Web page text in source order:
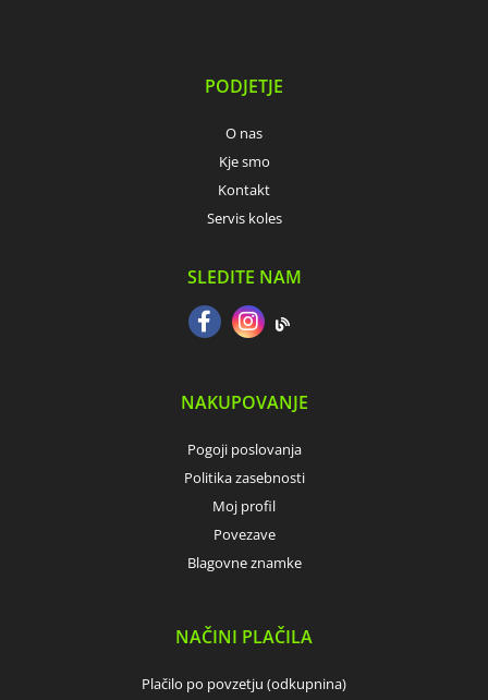
PODJETJE
O nas
Kje smo
Kontakt
Servis koles
SLEDITE NAM
NAKUPOVANJE
Pogoji poslovanja
Politika zasebnosti
Moj profil
Povezave
Blagovne znamke
NAČINI PLAČILA
Plačilo po povzetju (odkupnina)